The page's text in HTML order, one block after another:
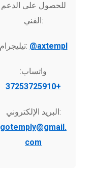
للحصول على الدعم
الفني:
تيليجرام: @axtempl
واتساب:
+37253725910
البريد الإلكتروني:
gotemply@gmail.
com